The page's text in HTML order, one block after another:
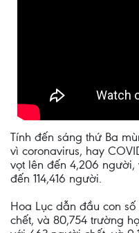
Tính đến sáng thứ Ba
vì coronavirus, hay
vọt lên đến 4,206
đến 114,416 người.
Hoa Lục dẫn đầu con
chết, và 80,754 trường